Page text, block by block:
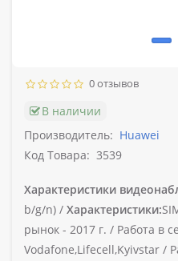
0 отзывов
В наличии
Производитель: Huawei
Код Товара: 3539
Характеристики
b/g/n) / Характеристики:
рынок - 2017 г. / Работа в
Vodafone,Lifecell,Kyivstar /